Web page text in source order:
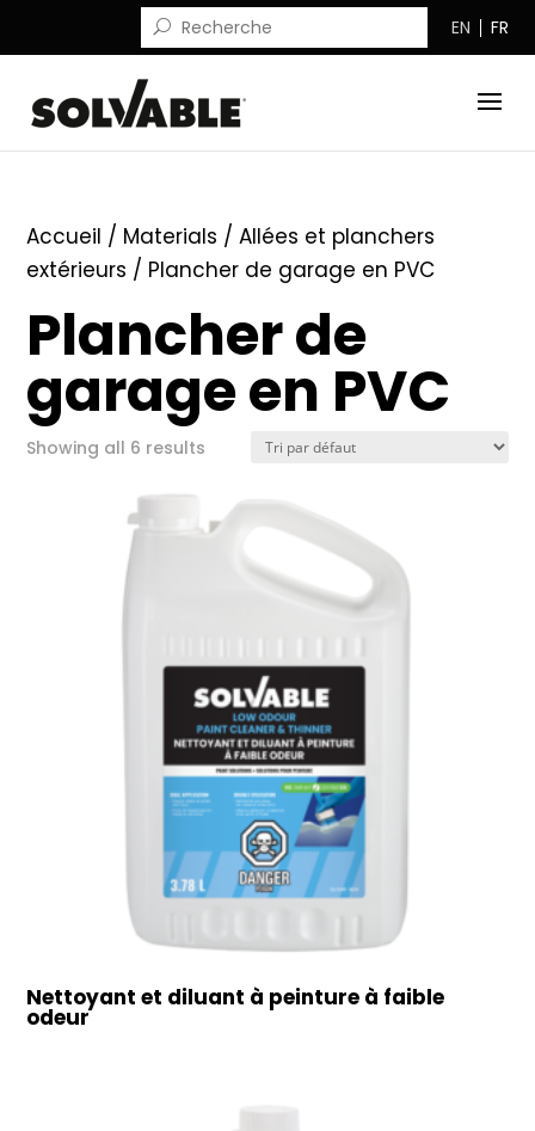
EN FR
Accueil / Materials /Allées et planchers
extérieurs / Plancher de garage en PVC
Plancher de
garage en PVC
Showing all 6 results
Nettoyant et diluant à peinture à faible
odeur